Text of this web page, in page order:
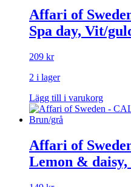
Affari of
Spa day, Vit/
209 kr
2 i lager
Lägg till i varukorg
Affari of
Lemon &